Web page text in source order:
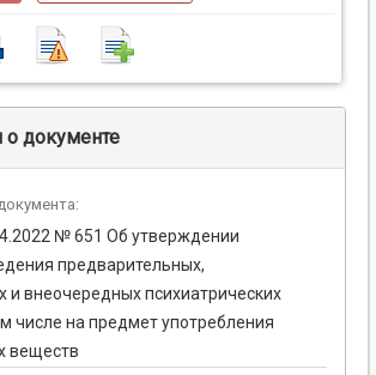
документе
№ 651 Об утверждении
предварительных,
и внеочередных психиатрических
числе на предмет употребления
веществ